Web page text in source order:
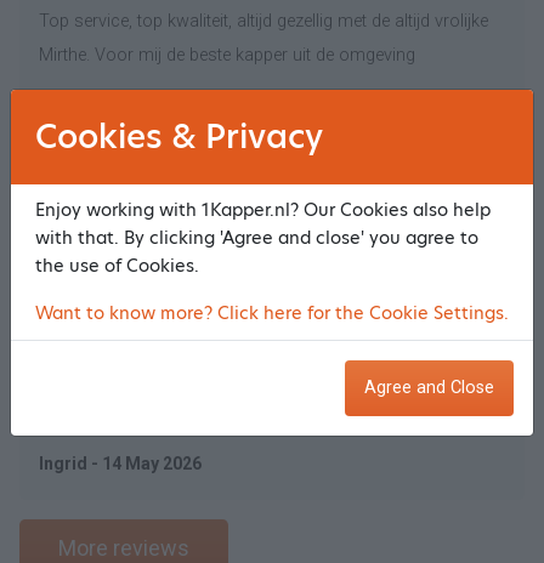
Top service, top kwaliteit, altijd gezellig met de altijd vrolijke
Mirthe. Voor mij de beste kapper uit de omgeving
9
Price quality
Ambiance & atmosphere
Result treatment
9
Ik vind dat Mirthe gedreven is in het krullen knippen! Ik ga
altijd met een frisse bos krullen de deur uit!
Ingrid - 14 May 2026
More reviews
Cookies & Privacy
Enjoy working with 1Kapper.nl? Our Cookies also help
with that. By clicking 'Agree and close' you agree to
the use of Cookies.
Want to know more? Click here for the Cookie Settings.
Agree and Close